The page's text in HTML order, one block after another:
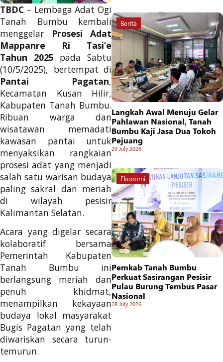
TBDC – Lembaga Adat Ogi
Tanah Bumbu kembali
menggelar
Prosesi Adat
Mappanre Ri Tasi’e
Tahun 2025 pada Sabtu
(10/5/2025), bertempat di
Pantai Pagatan,
Kecamatan Kusan Hilir,
Kabupaten Tanah Bumbu.
Ribuan warga dan
wisatawan memadati
kawasan pantai untuk
menyaksikan rangkaian
prosesi adat yang menjadi
salah satu warisan budaya
paling sakral dan meriah
di wilayah pesisir
Kalimantan Selatan.
Acara yang digelar secara
kolaboratif bersama
Pemerintah Kabupaten
Tanah Bumbu ini
berlangsung meriah dan
penuh khidmat,
menampilkan kekayaan
budaya lokal masyarakat
Bugis Pagatan yang telah
diwariskan secara turun-
temurun.
Berita
Langkah Awal Menuju Gelar
Pahlawan Nasional, Tanah
Bumbu Kaji Jasa Dua Tokoh
Pejuang
29 July 2026
Ekonomi
Pemkab Tanah Bumbu
Perkuat Sasirangan Pesisir
Pulau Burung Tembus Pasar
Nasional
28 July 2026